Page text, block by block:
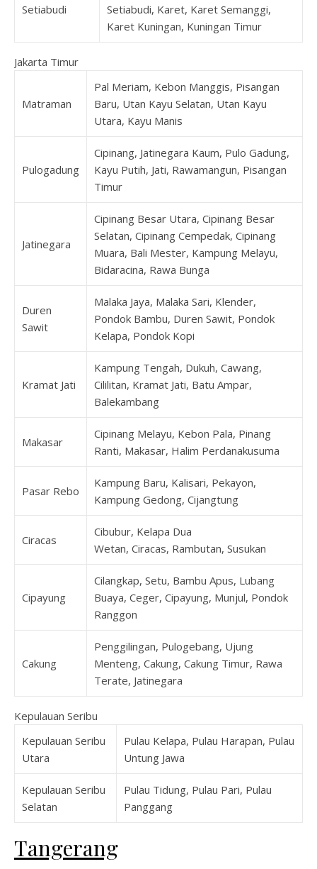
Setiabudi
Setiabudi, Karet, Karet Semanggi,
Karet Kuningan, Kuningan Timur
Jakarta Timur
Matraman
Pal Meriam, Kebon Manggis, Pisangan
Baru, Utan Kayu Selatan, Utan Kayu
Utara, Kayu Manis
Pulogadung
Cipinang, Jatinegara Kaum, Pulo Gadung,
Kayu Putih, Jati, Rawamangun, Pisangan
Timur
Jatinegara
Cipinang Besar Utara, Cipinang Besar
Selatan, Cipinang Cempedak, Cipinang
Muara, Bali Mester, Kampung Melayu,
Bidaracina, Rawa Bunga
Duren
Sawit
Malaka Jaya, Malaka Sari, Klender,
Pondok Bambu, Duren Sawit, Pondok
Kelapa, Pondok Kopi
Kramat Jati
Kampung Tengah, Dukuh, Cawang,
Cililitan, Kramat Jati, Batu Ampar,
Balekambang
Makasar
Cipinang Melayu, Kebon Pala, Pinang
Ranti, Makasar, Halim Perdanakusuma
Pasar Rebo
Kampung Baru, Kalisari, Pekayon,
Kampung Gedong, Cijangtung
Ciracas
Cibubur, Kelapa Dua
Wetan, Ciracas, Rambutan, Susukan
Cipayung
Cilangkap, Setu, Bambu Apus, Lubang
Buaya, Ceger, Cipayung, Munjul, Pondok
Ranggon
Cakung
Penggilingan, Pulogebang, Ujung
Menteng, Cakung, Cakung Timur, Rawa
Terate, Jatinegara
Kepulauan Seribu
Kepulauan Seribu
Utara
Pulau Kelapa, Pulau Harapan, Pulau
Untung Jawa
Kepulauan Seribu
Selatan
Pulau Tidung, Pulau Pari, Pulau
Panggang
Tangerang